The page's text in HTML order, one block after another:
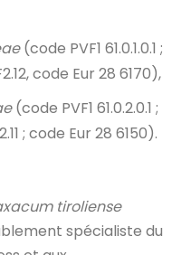
(code PVF1 61.0.1.0.1 ;
code Eur 28 6170),
(code PVF1 61.0.2.0.1 ;
; code Eur 28 6150).
tiroliense
spécialiste du